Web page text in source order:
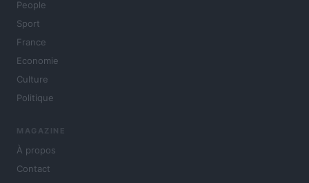
People
Sport
France
Economie
Culture
Politique
MAGAZINE
À propos
Contact